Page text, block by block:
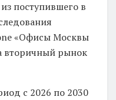
поступившего в
«Офисы Москвы
вторичный рынок
с 2026 по 2030